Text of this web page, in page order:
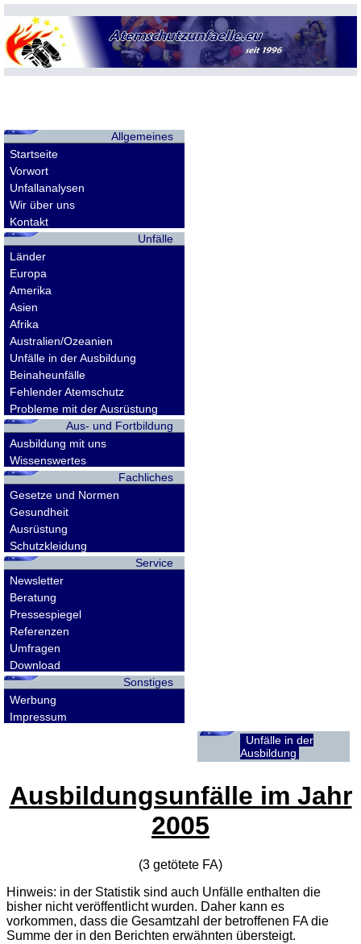
Allgemeines
Startseite
Vorwort
Unfallanalysen
Wir über uns
Kontakt
Unfälle
Länder
Europa
Amerika
Asien
Afrika
Australien/Ozeanien
Unfälle in der Ausbildung
Beinaheunfälle
Fehlender Atemschutz
Probleme mit der Ausrüstung
Aus- und Fortbildung
Ausbildung mit uns
Wissenswertes
Fachliches
Gesetze und Normen
Gesundheit
Ausrüstung
Schutzkleidung
Service
Newsletter
Beratung
Pressespiegel
Referenzen
Umfragen
Download
Sonstiges
Werbung
Impressum
Unfälle in der
Ausbildung
Ausbildungsunfälle im Jahr
2005
(3 getötete FA)
Hinweis: in der Statistik sind auch Unfälle enthalten die
bisher nicht veröffentlicht wurden. Daher kann es
vorkommen, dass die Gesamtzahl der betroffenen FAdie
Summe der in den Berichten erwähnten übersteigt.